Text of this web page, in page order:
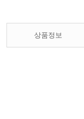
상품정보